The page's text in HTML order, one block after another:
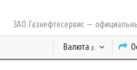
ЗАО Газнефтесервис — официальный
Валюта р.